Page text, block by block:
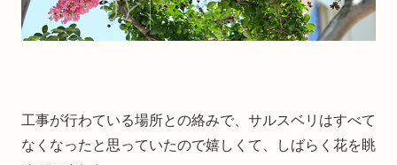
工事が行わている場所との絡みで、サルスベリはすべて
なくなったと思っていたので嬉しくて、しばらく花を眺